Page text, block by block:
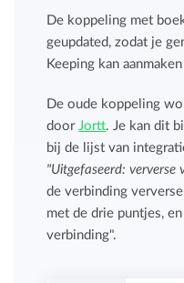
De koppeling met
geupdated, zodat je
Keeping kan
De oude koppeling
doorJortt. Je kan dit
bij de lijst van
"Uitgefaseerd: ververse
de verbinding
met de drie puntjes,
verbinding".